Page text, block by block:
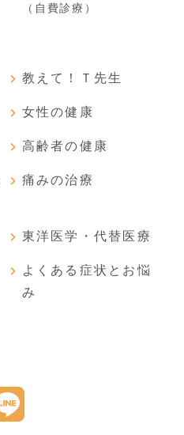
（自費診療）
教えて！Ｔ先生
女性の健康
高齢者の健康
痛みの治療
東洋医学・代替医療
よくある症状とお悩
み